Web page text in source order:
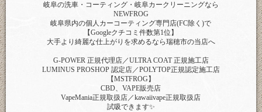
岐阜の洗車・コーティング・岐阜カークリーニングなら
NEWFROG
岐阜県内の個人カーコーティング専門店(FC除く)で
【Googleクチコミ件数第1位】
大手より綺麗な仕上がりを求めるなら瑞穂市の当店へ
G-POWER 正規代理店／ULTRA COAT 正規施工店
LUMINUS PROSHOP 認定店／POLYTOP正規認定施工店
【MSTFROG】
CBD、VAPE販売店
VapeMania正規取扱店／kawaiivape正規取扱店
試吸できます✨